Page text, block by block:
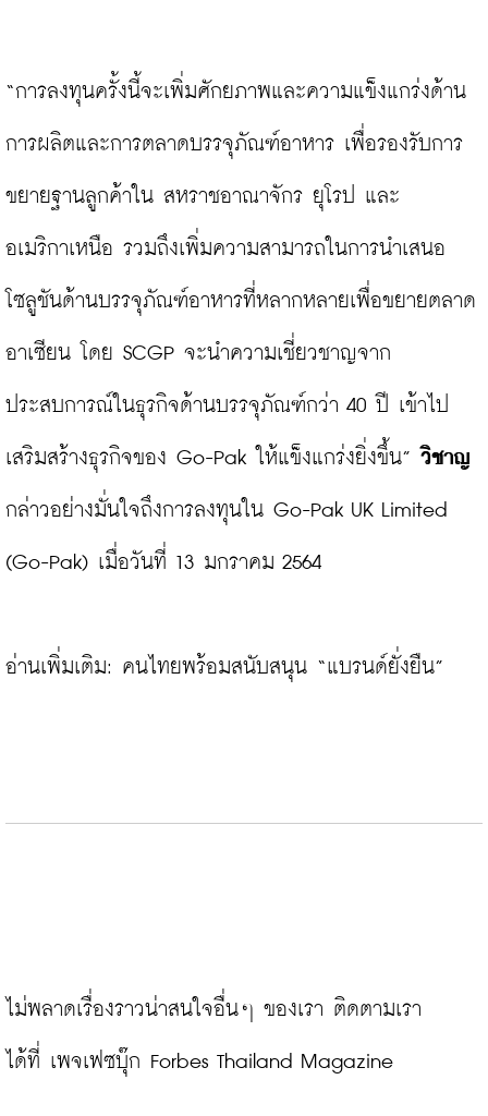
“การลงทุนครั้งนี้จะเพิ่มศักยภาพและความแข็งแกร่งด้าน
การผลิตและการตลาดบรรจุภัณฑ์อาหาร เพื่อรองรับการ
ขยายฐานลูกค้าใน สหราชอาณาจักร ยุโรป และ
อเมริกาเหนือ รวมถึงเพิ่มความสามารถในการนำเสนอ
โซลูชันด้านบรรจุภัณฑ์อาหารที่หลากหลายเพื่อขยายตลาด
อาเซียน โดย SCGP จะนำความเชี่ยวชาญจาก
ประสบการณ์ในธุรกิจด้านบรรจุภัณฑ์กว่า 40 ปี เข้าไป
เสริมสร้างธุรกิจของ Go-Pak ให้แข็งแกร่งยิ่งขึ้น” วิชาญ
กล่าวอย่างมั่นใจถึงการลงทุนใน Go-Pak UK Limited
(Go-Pak) เมื่อวันที่ 13 มกราคม 2564
อ่านเพิ่มเติม: คนไทยพร้อมสนับสนุน “แบรนด์ยั่งยืน”
ไม่พลาดเรื่องราวน่าสนใจอื่นๆ ของเรา ติดตามเรา
ได้ที่ เพจเฟซบุ๊ก Forbes Thailand Magazine